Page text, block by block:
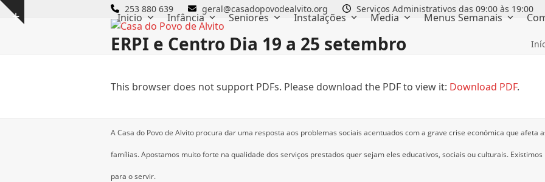
Skip
Show
253 880 639 geral@casadopovodealvito.org Serviços Administrativos das 09:00 às 19:00
Inicio Infância Seniores Instalações Media Menus Semanais
ERPI e Centro Dia 19 a 25 setembro
This browser does not support PDFs. Please download the PDF to view it: Download PDF.
A Casa do Povo de Alvito procura dar uma resposta aos problemas sociais acentuados com a grave crise económica que afeta
famílias.Apostamos muito forte na qualidade dos serviços prestados quer sejam eles educativos, sociais ou culturais. Existimos
para o servir.